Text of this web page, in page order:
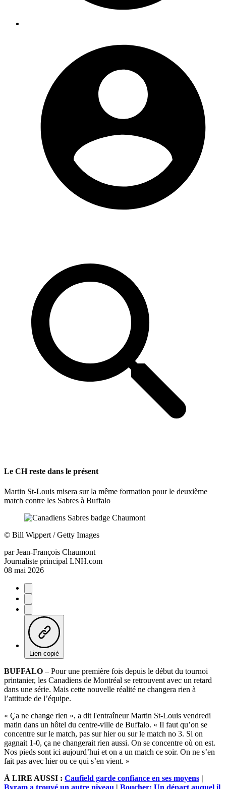
Le CH reste dans le présent
Martin St-Louis misera sur la même formation pour le deuxième
match contre les Sabres à Buffalo
© Bill Wippert / Getty Images
par Jean-François Chaumont
Journaliste principal LNH.com
08 mai 2026
Lien copié
BUFFALO – Pour une première fois depuis le début du tournoi
printanier, les Canadiens de Montréal se retrouvent avec un retard
dans une série. Mais cette nouvelle réalité ne changera rien à
l’attitude de l’équipe.
« Ça ne change rien », a dit l'entraîneur Martin St-Louis vendredi
matin dans un hôtel du centre-ville de Buffalo. « Il faut qu’on se
concentre sur le match, pas sur hier ou sur le match no 3. Si on
gagnait 1-0, ça ne changerait rien aussi. On se concentre où on est.
Nos pieds sont ici aujourd’hui et on a un match ce soir. On ne s’en
fait pas avec hier ou ce qui s’en vient. »
À LIRE AUSSI : Caufield garde confiance en ses moyens |
Byram a trouvé un autre niveau | Boucher: Un départ auquel il